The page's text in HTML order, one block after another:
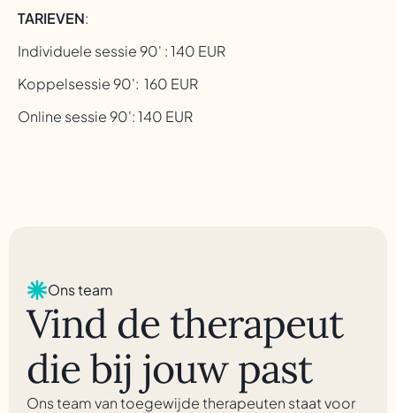
TARIEVEN:
Individuele sessie 90' : 140 EUR
Koppelsessie 90': 160 EUR
Online sessie 90': 140 EUR
Ons team
Vind de therapeut
die bij jouw past
Ons team van toegewijde therapeuten staat voor